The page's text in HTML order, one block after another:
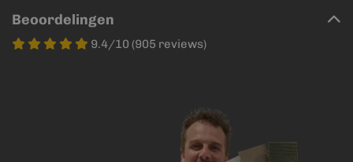
Beoordelingen
9.4/10 (905 reviews)